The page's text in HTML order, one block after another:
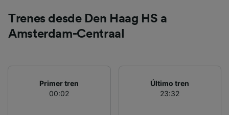
Trenes desde Den Haag HS a
Amsterdam-Centraal
Primer tren
00:02
Último tren
23:32